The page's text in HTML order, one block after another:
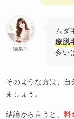
編集部
ムダ
療脱
多い
そのような方は、
ましょう。
結論から言うと、料